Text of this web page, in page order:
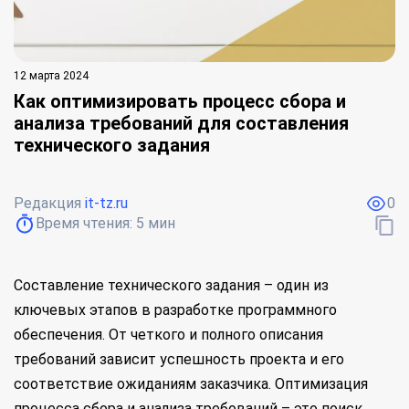
12 марта 2024
Как оптимизировать процесс сбора и
анализа требований для составления
технического задания
Редакция it-tz.ru
Время чтения: 5 мин
0
Составление технического задания – один из
ключевых этапов в разработке программного
обеспечения. От четкого и полного описания
требований зависит успешность проекта и его
соответствие ожиданиям заказчика. Оптимизация